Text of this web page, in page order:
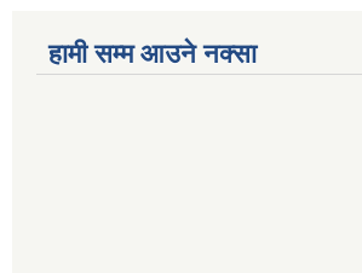
हामी सम्म आउने नक्सा